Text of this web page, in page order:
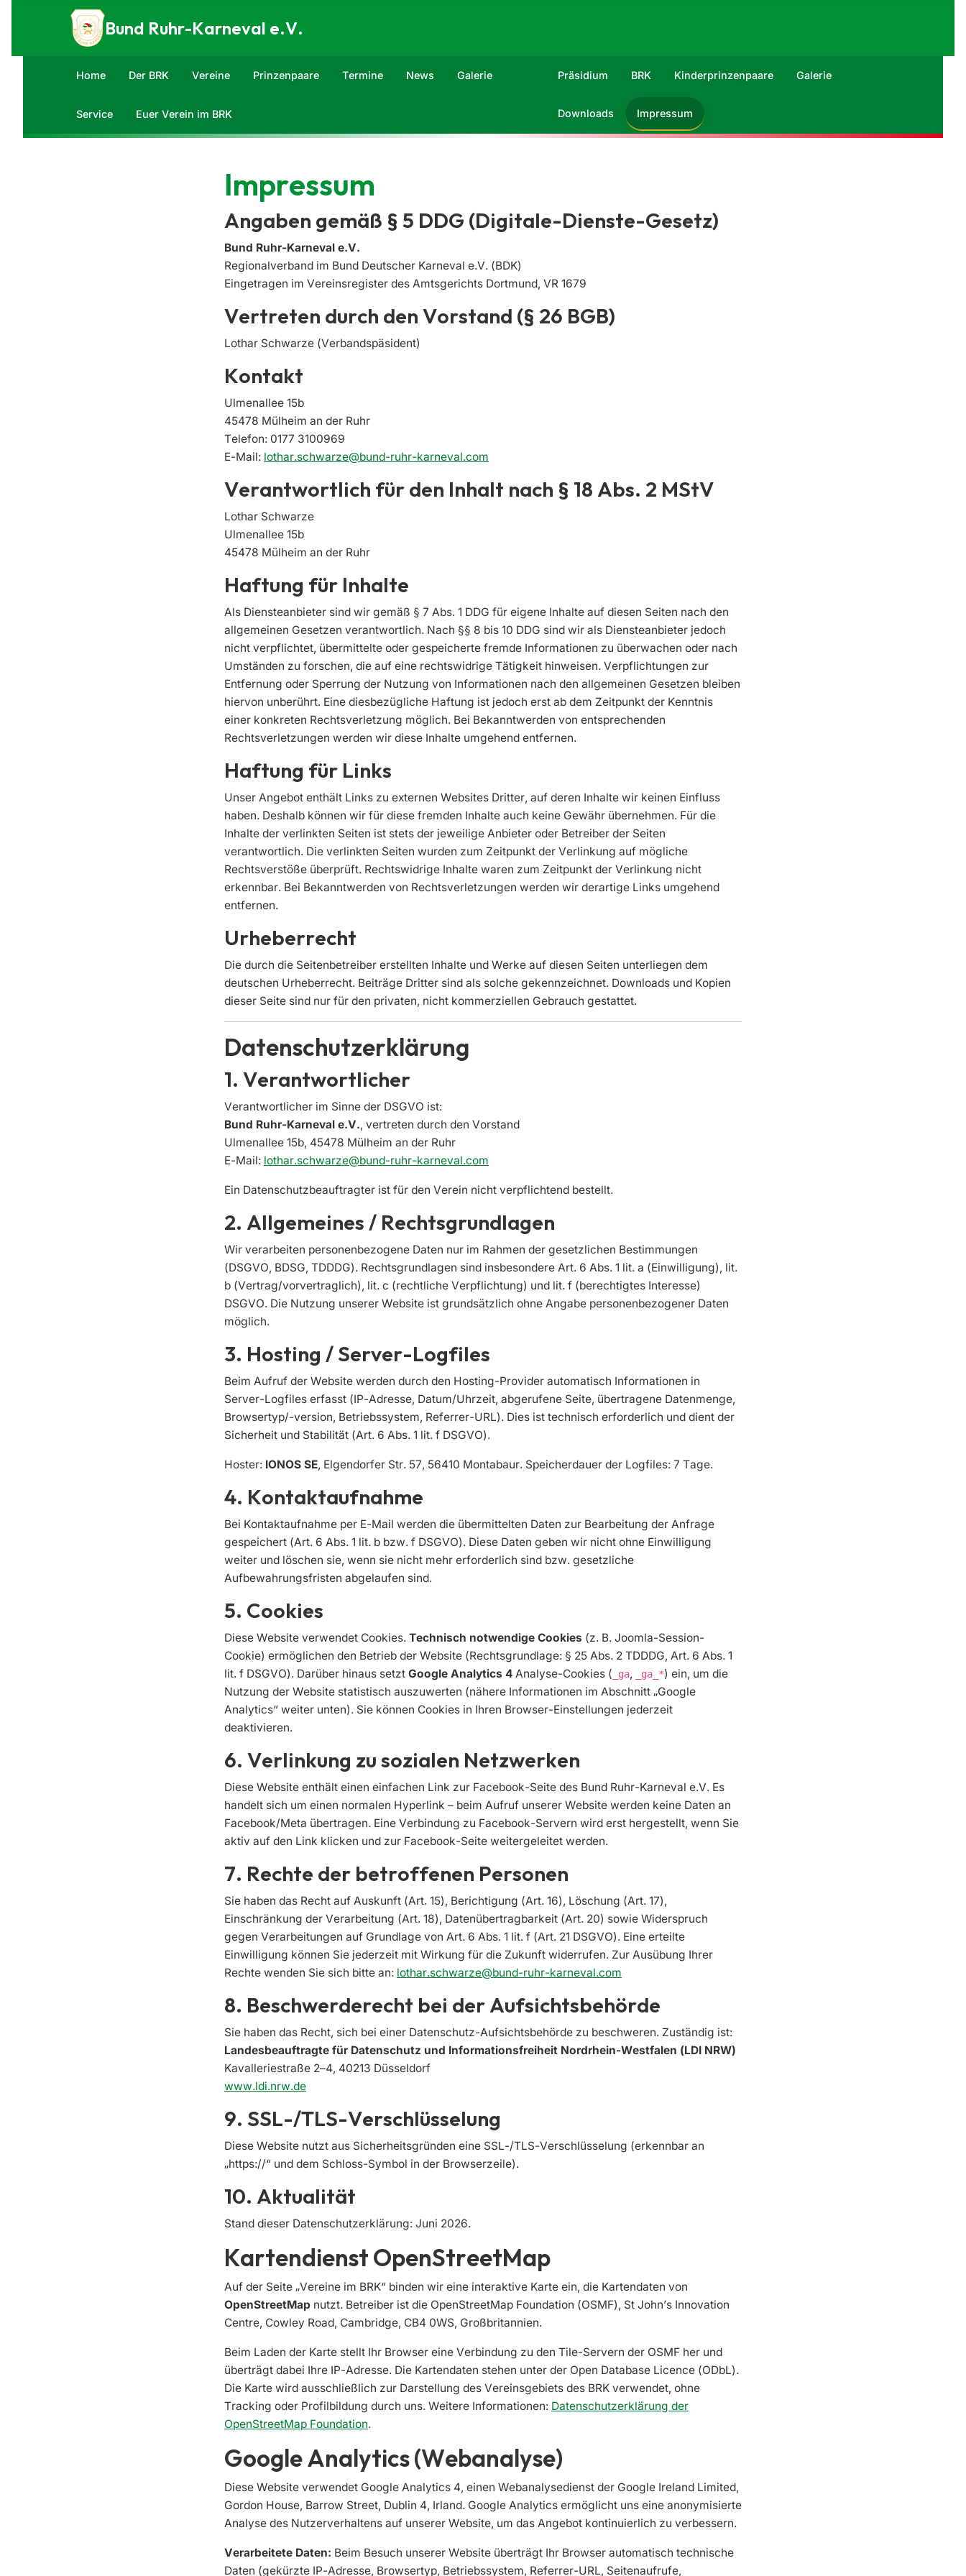
Zum Inhalt springen
Bund Ruhr-Karneval e.V.
Home Der BRK Vereine Prinzenpaare Termine News Galerie
Service Euer Verein im BRK
Präsidium BRK Kinderprinzenpaare Galerie
Downloads Impressum
Impressum
Angaben gemäß § 5 DDG (Digitale-Dienste-Gesetz)
Bund Ruhr-Karneval e.V.
Regionalverband im Bund Deutscher Karneval e.V. (BDK)
Eingetragen im Vereinsregister des Amtsgerichts Dortmund, VR 1679
Vertreten durch den Vorstand (§ 26 BGB)
Lothar Schwarze (Verbandspäsident)
Kontakt
Ulmenallee 15b
45478 Mülheim an der Ruhr
Telefon: 0177 3100969
E-Mail: lothar.schwarze@bund-ruhr-karneval.com
Verantwortlich für den Inhalt nach § 18 Abs. 2 MStV
Lothar Schwarze
Ulmenallee 15b
45478 Mülheim an der Ruhr
Haftung für Inhalte
Als Diensteanbieter sind wir gemäß § 7 Abs. 1 DDG für eigene Inhalte auf diesen Seiten nach den
allgemeinen Gesetzen verantwortlich. Nach §§ 8 bis 10 DDG sind wir als Diensteanbieter jedoch
nicht verpflichtet, übermittelte oder gespeicherte fremde Informationen zu überwachen oder nach
Umständen zu forschen, die auf eine rechtswidrige Tätigkeit hinweisen. Verpflichtungen zur
Entfernung oder Sperrung der Nutzung von Informationen nach den allgemeinen Gesetzen bleiben
hiervon unberührt. Eine diesbezügliche Haftung ist jedoch erst ab dem Zeitpunkt der Kenntnis
einer konkreten Rechtsverletzung möglich. Bei Bekanntwerden von entsprechenden
Rechtsverletzungen werden wir diese Inhalte umgehend entfernen.
Haftung für Links
Unser Angebot enthält Links zu externen Websites Dritter, auf deren Inhalte wir keinen Einfluss
haben. Deshalb können wir für diese fremden Inhalte auch keine Gewähr übernehmen. Für die
Inhalte der verlinkten Seiten ist stets der jeweilige Anbieter oder Betreiber der Seiten
verantwortlich. Die verlinkten Seiten wurden zum Zeitpunkt der Verlinkung auf mögliche
Rechtsverstöße überprüft. Rechtswidrige Inhalte waren zum Zeitpunkt der Verlinkung nicht
erkennbar. Bei Bekanntwerden von Rechtsverletzungen werden wir derartige Links umgehend
entfernen.
Urheberrecht
Die durch die Seitenbetreiber erstellten Inhalte und Werke auf diesen Seiten unterliegen dem
deutschen Urheberrecht. Beiträge Dritter sind als solche gekennzeichnet. Downloads und Kopien
dieser Seite sind nur für den privaten, nicht kommerziellen Gebrauch gestattet.
Datenschutzerklärung
1. Verantwortlicher
Verantwortlicher im Sinne der DSGVO ist:
Bund Ruhr-Karneval e.V., vertreten durch den Vorstand
Ulmenallee 15b, 45478 Mülheim an der Ruhr
E-Mail: lothar.schwarze@bund-ruhr-karneval.com
Ein Datenschutzbeauftragter ist für den Verein nicht verpflichtend bestellt.
2. Allgemeines / Rechtsgrundlagen
Wir verarbeiten personenbezogene Daten nur im Rahmen der gesetzlichen Bestimmungen
(DSGVO, BDSG, TDDDG). Rechtsgrundlagen sind insbesondere Art. 6 Abs. 1 lit. a (Einwilligung), lit.
b (Vertrag/vorvertraglich), lit. c (rechtliche Verpflichtung) und lit. f (berechtigtes Interesse)
DSGVO. Die Nutzung unserer Website ist grundsätzlich ohne Angabe personenbezogener Daten
möglich.
3. Hosting / Server-Logfiles
Beim Aufruf der Website werden durch den Hosting-Provider automatisch Informationen in
Server-Logfiles erfasst (IP-Adresse, Datum/Uhrzeit, abgerufene Seite, übertragene Datenmenge,
Browsertyp/-version, Betriebssystem, Referrer-URL). Dies ist technisch erforderlich und dient der
Sicherheit und Stabilität (Art. 6 Abs. 1 lit. f DSGVO).
Hoster: IONOS SE, Elgendorfer Str. 57, 56410 Montabaur. Speicherdauer der Logfiles: 7 Tage.
4. Kontaktaufnahme
Bei Kontaktaufnahme per E-Mail werden die übermittelten Daten zur Bearbeitung der Anfrage
gespeichert (Art. 6 Abs. 1 lit. b bzw. f DSGVO). Diese Daten geben wir nicht ohne Einwilligung
weiter und löschen sie, wenn sie nicht mehr erforderlich sind bzw. gesetzliche
Aufbewahrungsfristen abgelaufen sind.
5. Cookies
Diese Website verwendet Cookies. Technisch notwendige Cookies (z. B. Joomla-Session-
Cookie) ermöglichen den Betrieb der Website (Rechtsgrundlage: § 25 Abs. 2 TDDDG, Art. 6 Abs. 1
lit. f DSGVO). Darüber hinaus setzt Google Analytics 4 Analyse-Cookies ( _ga, _ga_*) ein, um die
Nutzung der Website statistisch auszuwerten (nähere Informationen im Abschnitt „Google
Analytics“ weiter unten). Sie können Cookies in Ihren Browser-Einstellungen jederzeit
deaktivieren.
6. Verlinkung zu sozialen Netzwerken
Diese Website enthält einen einfachen Link zur Facebook-Seite des Bund Ruhr-Karneval e.V. Es
handelt sich um einen normalen Hyperlink – beim Aufruf unserer Website werden keine Daten an
Facebook/Meta übertragen. Eine Verbindung zu Facebook-Servern wird erst hergestellt, wenn Sie
aktiv auf den Link klicken und zur Facebook-Seite weitergeleitet werden.
7. Rechte der betroffenen Personen
Sie haben das Recht auf Auskunft (Art. 15), Berichtigung (Art. 16), Löschung (Art. 17),
Einschränkung der Verarbeitung (Art. 18), Datenübertragbarkeit (Art. 20) sowie Widerspruch
gegen Verarbeitungen auf Grundlage von Art. 6 Abs. 1 lit. f (Art. 21 DSGVO). Eine erteilte
Einwilligung können Sie jederzeit mit Wirkung für die Zukunft widerrufen. Zur Ausübung Ihrer
Rechte wenden Sie sich bitte an: lothar.schwarze@bund-ruhr-karneval.com
8. Beschwerderecht bei der Aufsichtsbehörde
Sie haben das Recht, sich bei einer Datenschutz-Aufsichtsbehörde zu beschweren. Zuständig ist:
Landesbeauftragte für Datenschutz und Informationsfreiheit Nordrhein-Westfalen (LDI NRW)
Kavalleriestraße 2–4, 40213 Düsseldorf
www.ldi.nrw.de
9. SSL-/TLS-Verschlüsselung
Diese Website nutzt aus Sicherheitsgründen eine SSL-/TLS-Verschlüsselung (erkennbar an
„https://“ und dem Schloss-Symbol in der Browserzeile).
10. Aktualität
Stand dieser Datenschutzerklärung: Juni 2026.
Kartendienst OpenStreetMap
Auf der Seite „Vereine im BRK“ binden wir eine interaktive Karte ein, die Kartendaten von
OpenStreetMap nutzt. Betreiber ist die OpenStreetMap Foundation (OSMF), St John’s Innovation
Centre, Cowley Road, Cambridge, CB4 0WS, Großbritannien.
Beim Laden der Karte stellt Ihr Browser eine Verbindung zu den Tile-Servern der OSMF her und
überträgt dabei Ihre IP-Adresse. Die Kartendaten stehen unter der Open Database Licence (ODbL).
Die Karte wird ausschließlich zur Darstellung des Vereinsgebiets des BRK verwendet, ohne
Tracking oder Profilbildung durch uns. Weitere Informationen: Datenschutzerklärung der
OpenStreetMap Foundation.
Google Analytics (Webanalyse)
Diese Website verwendet Google Analytics 4, einen Webanalysedienst der Google Ireland Limited,
Gordon House, Barrow Street, Dublin 4, Irland. Google Analytics ermöglicht uns eine anonymisierte
Analyse des Nutzerverhaltens auf unserer Website, um das Angebot kontinuierlich zu verbessern.
Verarbeitete Daten: Beim Besuch unserer Website überträgt Ihr Browser automatisch technische
Daten (gekürzte IP-Adresse, Browsertyp, Betriebssystem, Referrer-URL, Seitenaufrufe,